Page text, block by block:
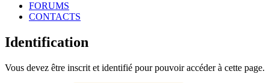
FORUMS
CONTACTS
Identification
Vous devez être inscrit et identifié pour pouvoir accéder à cette page.